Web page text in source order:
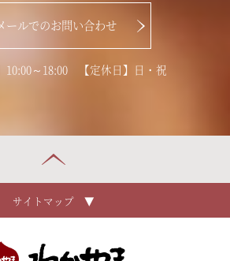
ールでのお問い合わせ
10:00～18:00 【定休日】日・祝
サイトマップ ▼